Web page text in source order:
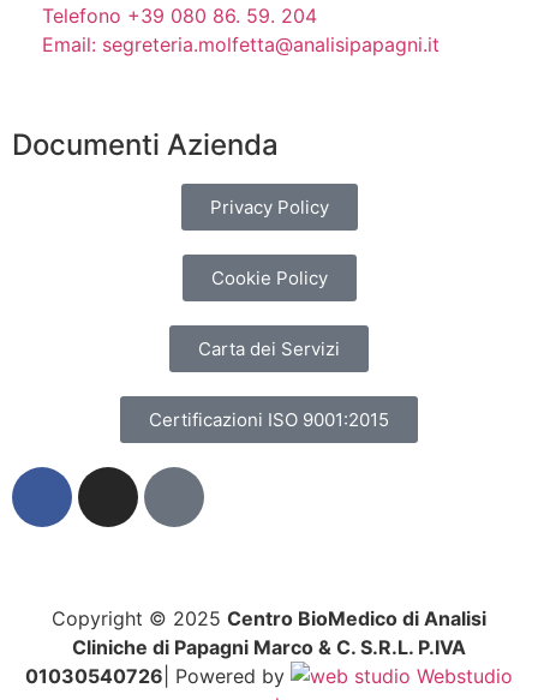
Telefono +39 080 86. 59. 204
Email: segreteria.molfetta@analisipapagni.it
Documenti Azienda
Privacy Policy
Cookie Policy
Carta dei Servizi
Certificazioni ISO 9001:2015
Copyright © 2025 Centro BioMedico di Analisi
Cliniche di Papagni Marco & C. S.R.L. P.IVA
01030540726 | Powered by
Webstudio